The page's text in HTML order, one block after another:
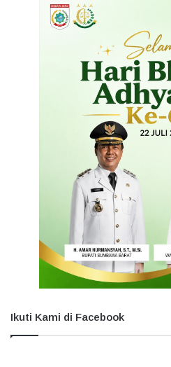
Ikuti Kami di Facebook